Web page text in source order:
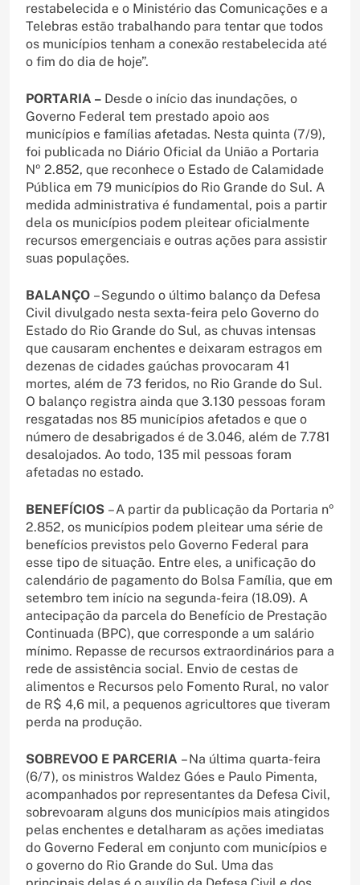
restabelecida e o Ministério das Comunicações e a
Telebras estão trabalhando para tentar que todos
os municípios tenham a conexão restabelecida até
o fim do dia de hoje”.
PORTARIA – Desde o início das inundações, o
Governo Federal tem prestado apoio aos
municípios e famílias afetadas. Nesta quinta (7/9),
foi publicada no Diário Oficial da União a Portaria
Nº 2.852, que reconhece o Estado de Calamidade
Pública em 79 municípios do Rio Grande do Sul. A
medida administrativa é fundamental, pois a partir
dela os municípios podem pleitear oficialmente
recursos emergenciais e outras ações para assistir
suas populações.
BALANÇO – Segundo o último balanço da Defesa
Civil divulgado nesta sexta-feira pelo Governo do
Estado do Rio Grande do Sul, as chuvas intensas
que causaram enchentes e deixaram estragos em
dezenas de cidades gaúchas provocaram 41
mortes, além de 73 feridos, no Rio Grande do Sul.
O balanço registra ainda que 3.130 pessoas foram
resgatadas nos 85 municípios afetados e que o
número de desabrigados é de 3.046, além de 7.781
desalojados. Ao todo, 135 mil pessoas foram
afetadas no estado.
BENEFÍCIOS – A partir da publicação da Portaria nº
2.852, os municípios podem pleitear uma série de
benefícios previstos pelo Governo Federal para
esse tipo de situação. Entre eles, a unificação do
calendário de pagamento do Bolsa Família, que em
setembro tem início na segunda-feira (18.09). A
antecipação da parcela do Benefício de Prestação
Continuada (BPC), que corresponde a um salário
mínimo. Repasse de recursos extraordinários para a
rede de assistência social. Envio de cestas de
alimentos e Recursos pelo Fomento Rural, no valor
de R$ 4,6 mil, a pequenos agricultores que tiveram
perda na produção.
SOBREVOO E PARCERIA – Na última quarta-feira
(6/7), os ministros Waldez Góes e Paulo Pimenta,
acompanhados por representantes da Defesa Civil,
sobrevoaram alguns dos municípios mais atingidos
pelas enchentes e detalharam as ações imediatas
do Governo Federal em conjunto com municípios e
o governo do Rio Grande do Sul. Uma das